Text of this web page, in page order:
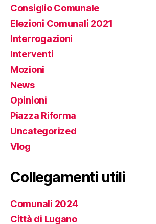
Consiglio Comunale
Elezioni Comunali 2021
Interrogazioni
Interventi
Mozioni
News
Opinioni
Piazza Riforma
Uncategorized
Vlog
Collegamenti utili
Comunali 2024
Città di Lugano